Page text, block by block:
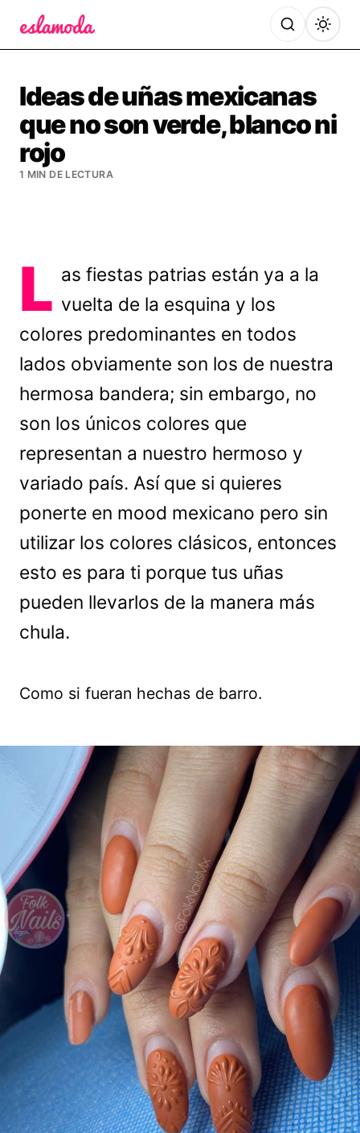
Ideas de uñas mexicanas
que no son verde, blanco ni
rojo
1 MIN DE LECTURA
L as fiestas patrias están ya a la
vuelta de la esquina y los
colores predominantes en todos
lados obviamente son los de nuestra
hermosa bandera; sin embargo, no
son los únicos colores que
representan a nuestro hermoso y
variado país. Así que si quieres
ponerte en mood mexicano pero sin
utilizar los colores clásicos, entonces
esto es para ti porque tus uñas
pueden llevarlos de la manera más
chula.
Como si fueran hechas de barro.